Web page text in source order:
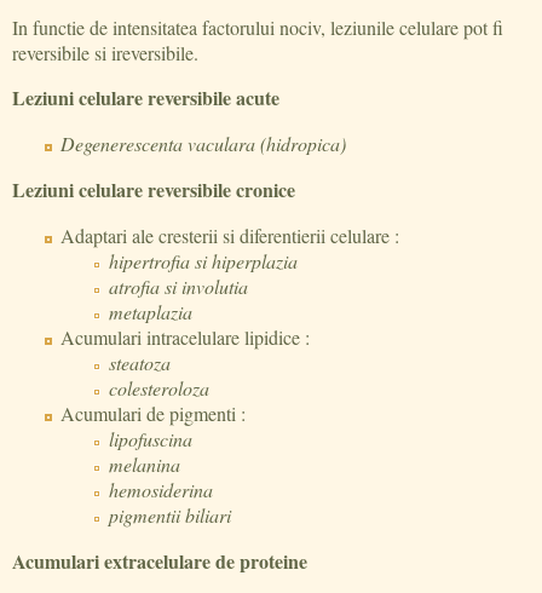
In functie de intensitatea factorului nociv, leziunile celulare pot fi
reversibile si ireversibile.
Leziuni celulare reversibile acute
Degenerescenta vaculara (hidropica)
Leziuni celulare reversibile cronice
Adaptari ale cresterii si diferentierii celulare :
hipertrofia si hiperplazia
atrofia si involutia
metaplazia
Acumulari intracelulare lipidice :
steatoza
colesteroloza
Acumulari de pigmenti :
lipofuscina
melanina
hemosiderina
pigmentii biliari
Acumulari extracelulare de proteine